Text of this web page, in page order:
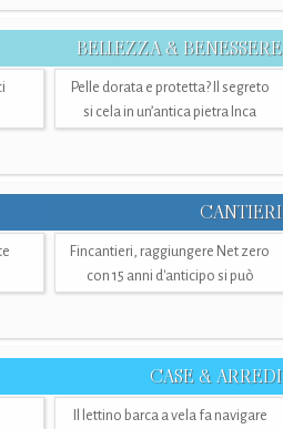
BELLEZZA & BENESSERE
Pelle dorata e protetta? Il segreto
si cela in un’antica pietra Inca
CANTIERI
Fincantieri, raggiungere Net zero
con 15 anni d'anticipo si può
CASE & ARREDI
Il lettino barca a vela fa navigare